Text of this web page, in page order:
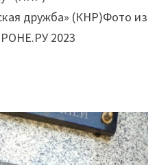
дружба» (КНР)Фото из
2023